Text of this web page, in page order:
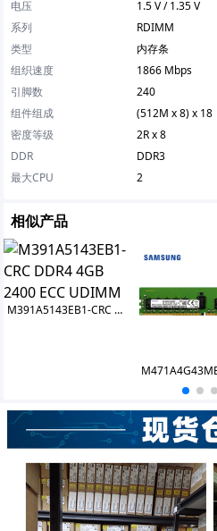
电压
1.5 V / 1.35 V
系列
RDIMM
类型
内存条
组织速度
1866 Mbps
引脚数
240
组件组成
(512M x 8) x 18
密度等级
2R x 8
DDR
DDR3
最大CPU
2
相似产品
M391A5143EB1-CRC DDR4 4GB 2400 ECC UDIMM